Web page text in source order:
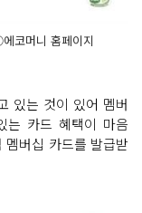
코머니 홈페이지
있는 것이 있어 멤버
는 카드 혜택이 마음
버십 카드를 발급받